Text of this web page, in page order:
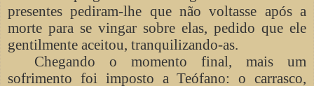
presentes pediram-lhe que não voltasse após a
morte para se vingar sobre elas, pedido que ele
gentilmente aceitou, tranquilizando-as.
Chegando o momento final, mais um
sofrimento foi imposto a Teófano: o carrasco,